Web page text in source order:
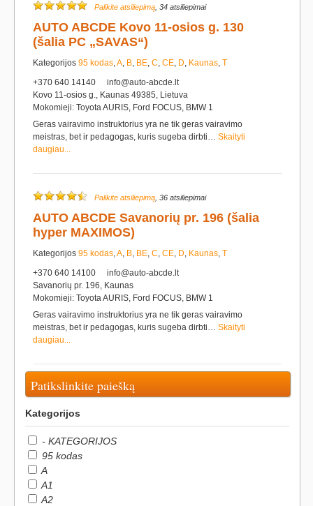
Palikite atsiliepimą , 34 atsiliepimai
AUTO ABCDE Kovo 11-osios g. 130
(šalia PC „SAVAS“)
Kategorijos 95 kodas,A, B, BE, C, CE, D, Kaunas, T
+370 640 14140
info@auto-abcde.lt
Kovo 11-osios g., Kaunas 49385, Lietuva
Mokomieji: Toyota AURIS, Ford FOCUS, BMW 1
Geras vairavimo instruktorius yra ne tik geras vairavimo
meistras, bet ir pedagogas, kuris sugeba dirbti… Skaityti
daugiau...
Palikite atsiliepimą , 36 atsiliepimai
AUTO ABCDE Savanorių pr. 196 (šalia
hyper MAXIMOS)
Kategorijos 95 kodas,A, B, BE, C, CE, D, Kaunas, T
+370 640 14100
info@auto-abcde.lt
Savanorių pr. 196, Kaunas
Mokomieji: Toyota AURIS, Ford FOCUS, BMW 1
Geras vairavimo instruktorius yra ne tik geras vairavimo
meistras, bet ir pedagogas, kuris sugeba dirbti… Skaityti
daugiau...
Patikslinkite paiešką
Kategorijos
- KATEGORIJOS
95 kodas
A
A1
A2